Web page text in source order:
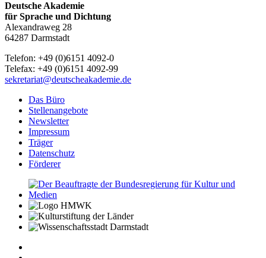
Deutsche Akademie
für Sprache und Dichtung
Alexandraweg 28
64287 Darmstadt
Telefon: +49 (0)6151 4092-0
Telefax: +49 (0)6151 4092-99
sekretariat@deutscheakademie.de
Das Büro
Stellenangebote
Newsletter
Impressum
Träger
Datenschutz
Förderer